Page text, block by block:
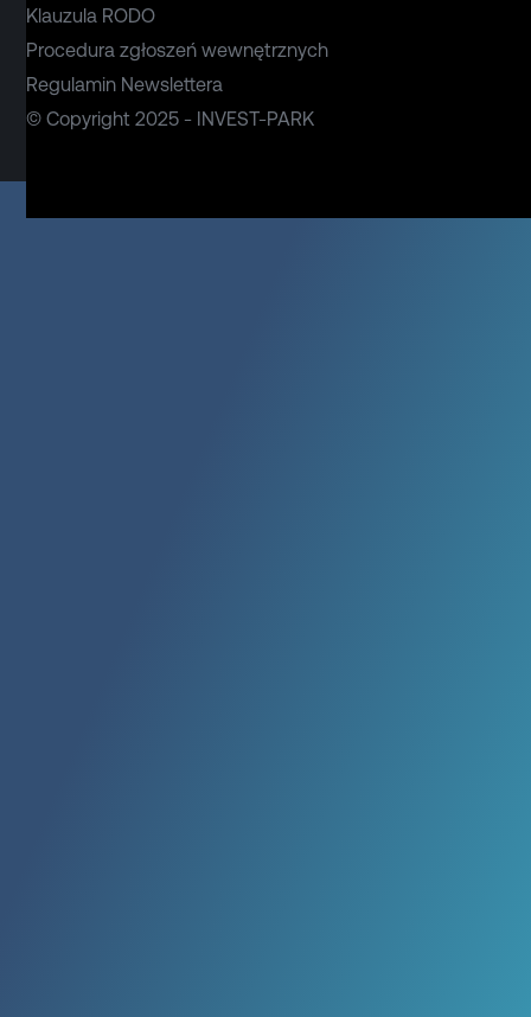
© Copyright 2025 - INVEST-PARK
Klauzula RODO
Procedura zgłoszeń wewnętrznych
Regulamin Newslettera